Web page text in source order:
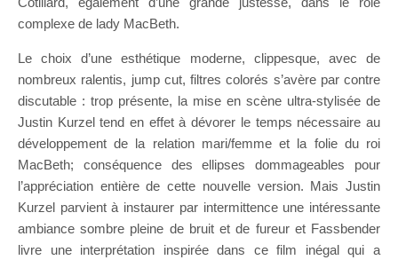
complexe de lady MacBeth.
Le choix d’une esthétique moderne, clippesque, avec de
nombreux ralentis, jump cut, filtres colorés s’avère par contre
discutable : trop présente, la mise en scène ultra-stylisée de
Justin Kurzel tend en effet à dévorer le temps nécessaire au
développement de la relation mari/femme et la folie du roi
MacBeth; conséquence des ellipses dommageables pour
l’appréciation entière de cette nouvelle version. Mais Justin
Kurzel parvient à instaurer par intermittence une intéressante
ambiance sombre pleine de bruit et de fureur et Fassbender
livre une interprétation inspirée dans ce film inégal qui a